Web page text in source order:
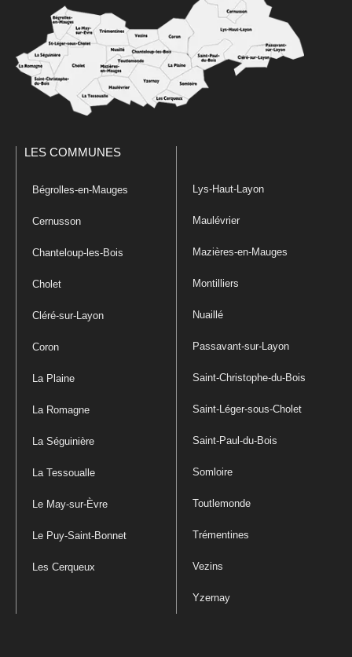
LES COMMUNES
Bégrolles-en-Mauges
Cernusson
Chanteloup-les-Bois
Cholet
Cléré-sur-Layon
Coron
La Plaine
La Romagne
La Séguinière
La Tessoualle
Le May-sur-Èvre
Le Puy-Saint-Bonnet
Les Cerqueux
Lys-Haut-Layon
Maulévrier
Mazières-en-Mauges
Montilliers
Nuaillé
Passavant-sur-Layon
Saint-Christophe-du-Bois
Saint-Léger-sous-Cholet
Saint-Paul-du-Bois
Somloire
Toutlemonde
Trémentines
Vezins
Yzernay